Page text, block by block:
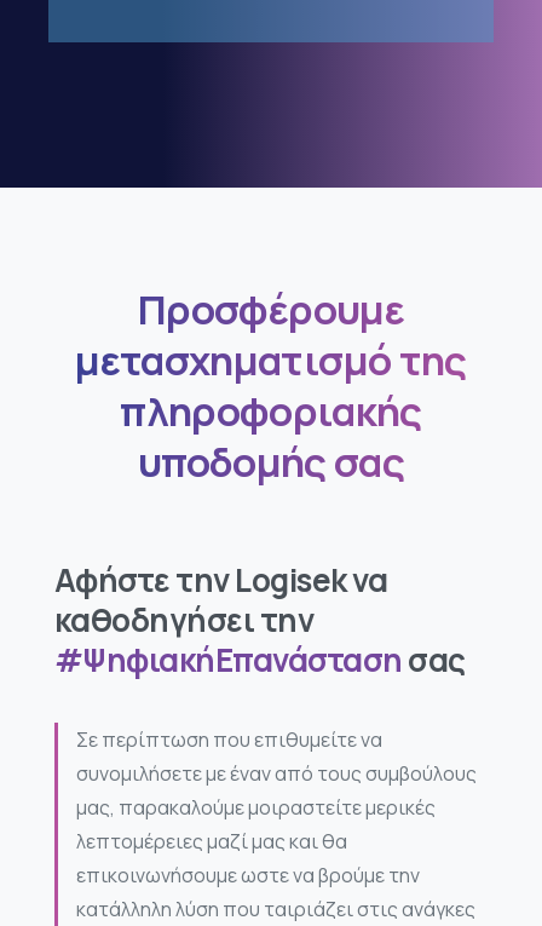
Προσφέρουμε
μετασχηματισμό της
πληροφοριακής
υποδομής σας
Αφήστε την Logisek να
καθοδηγήσει την
#ΨηφιακήΕπανάστασησας
Σε περίπτωση που επιθυμείτε να
συνομιλήσετε με έναν από τους συμβούλους
μας, παρακαλούμε μοιραστείτε μερικές
λεπτομέρειες μαζί μας και θα
επικοινωνήσουμε ωστε να βρούμε την
κατάλληλη λύση που ταιριάζει στις ανάγκες